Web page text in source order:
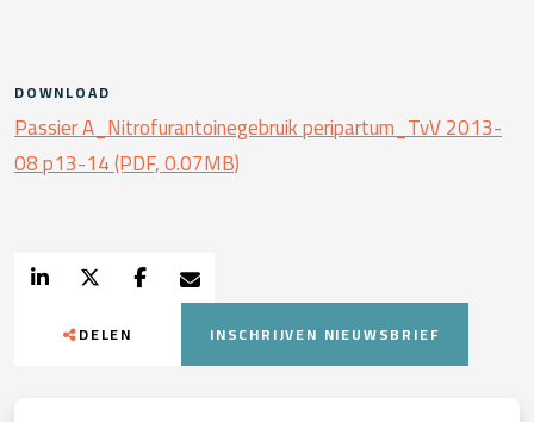
DOWNLOAD
Passier A_Nitrofurantoinegebruik peripartum_TvV 2013-
08 p13-14 (PDF, 0.07MB)
DELEN INSCHRIJVEN NIEUWSBRIEF